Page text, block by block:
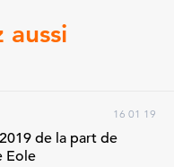
aussi
16 01 19
de la part de
Eole